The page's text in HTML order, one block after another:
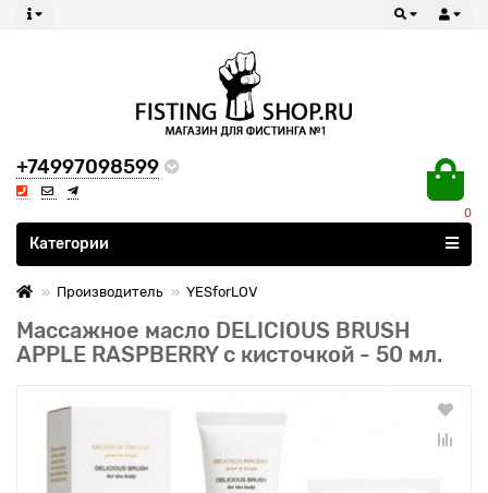
+74997098599
0
Все категории
Категории
Производитель YESforLOV
Массажное масло DELICIOUS BRUSH
APPLE RASPBERRY с кисточкой - 50 мл.